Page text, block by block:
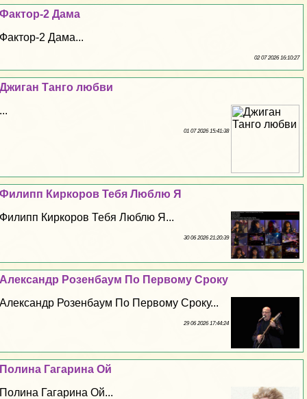
Фактор-2 Дама
Фактор-2 Дама...
02 07 2026 16:10:27
Джиган Танго любви
...
01 07 2026 15:41:38
Филипп Киркоров Тебя Люблю Я
Филипп Киркоров Тебя Люблю Я...
30 06 2026 21:20:39
Александр Розенбаум По Первому Сроку
Александр Розенбаум По Первому Сроку...
29 06 2026 17:44:24
Полина Гагарина Ой
Полина Гагарина Ой...